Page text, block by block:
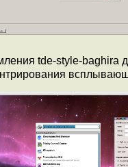
tde-style-baghira